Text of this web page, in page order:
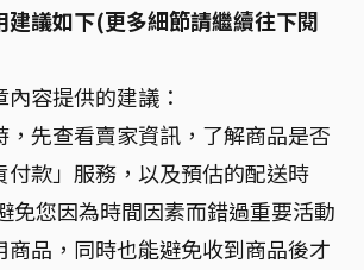
建議如下(更多細節請繼續往下閱
容提供的建議：
，先查看賣家資訊，了解商品是否
付款」服務，以及預估的配送時
免您因為時間因素而錯過重要活動
商品，同時也能避免收到商品後才